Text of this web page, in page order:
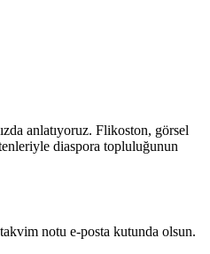
anlatıyoruz. Flikoston, görsel
diaspora topluluğunun
notu e-posta kutunda olsun.